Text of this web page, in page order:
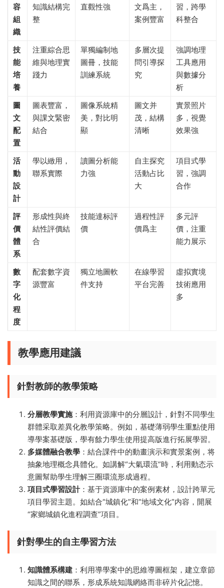
容
組
織
知識結構完
整
直觀性強
文爲主，
案例豐富
習，跨學
科整合
技
能
培
養
注重綜合思
維與地理實
踐力
單獨編制地
圖冊，技能
訓練系統
多層次提
問引導探
究
強調地理
工具應用
與數據分
析
圖
文
配
置
圖表豐富，
與課文緊密
結合
圖像系統精
美，對比明
顯
圖文并
茂，結構
清晰
實景照片
多，視覺
效果強
活
動
設
計
學以緻用，
聯系實際
讀圖分析能
力強
自主探究
活動占比
大
項目式學
習，強調
合作
評
價
體
系
形成性與終
結性評價結
合
技能達标評
價
過程性評
價爲主
多元評
價，注重
能力展示
數
字
化
程
度
配套數字資
源豐富
獨立地圖軟
件支持
在線學習
平台完善
虛拟實境
技術應用
多
教學應用建議
針對教師的教學策略
分層教學實施：利用資源庫中的分層設計，針對不同學生
群體采取差異化教學策略。例如，基礎薄弱學生重點使用
導學案基礎版，學有餘力學生使用提高版進行拓展學習。
多媒體融合教學 ：結合課件中的動畫演示和實景案例，将
抽象地理概念具體化。如講解“大氣環流”時，利用動态示
意圖幫助學生理解三圈環流形成過程。
項目式學習設計：基于資源庫中的案例素材，設計跨單元
項目學習主題。如結合“城鎮化”和“地域文化”内容，開展
“家鄉城鎮化進程調查”項目。
針對學生的自主學習方法
知識體系構建 ：利用導學案中的思維導圖框架，建立章節
知識之間的聯系，形成系統知識網絡而非碎片化記憶。